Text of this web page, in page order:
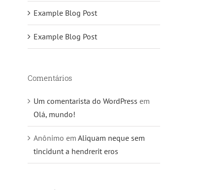
Example Blog Post
Example Blog Post
Comentários
Um comentarista do WordPress em
Olá, mundo!
Anônimo em Aliquam neque sem
tincidunt a hendrerit eros